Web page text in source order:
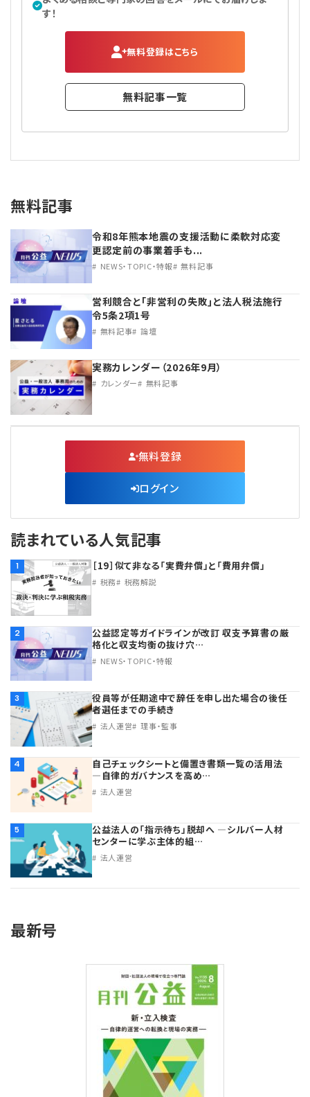
す！
無料登録はこちら
無料記事一覧
無料記事
令和8年熊本地震の支援活動に柔軟対応変
更認定前の事業着手も...
NEWS・TOPIC・特報 無料記事
営利競合と｢非営利の失敗｣と法人税法施行
令5条2項1号
無料記事 論壇
実務カレンダー（2026年9月）
カレンダー 無料記事
無料登録
ログイン
読まれている人気記事
1 ［19］似て非なる「実費弁償」と「費用弁償」
税務 税務解説
2
公益認定等ガイドラインが改訂 収支予算書の厳
格化と収支均衡の抜け穴…
NEWS・TOPIC・特報
3
役員等が任期途中で辞任を申し出た場合の後任
者選任までの手続き
法人運営 理事・監事
4
自己チェックシートと備置き書類一覧の活用法
―自律的ガバナンスを高め…
法人運営
5
公益法人の「指示待ち」脱却へ ―シルバー人材
センターに学ぶ主体的組…
法人運営
最新号